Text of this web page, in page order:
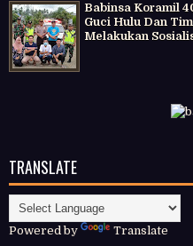
Babinsa Koramil
Guci Hulu Dan
Melakukan
TRANSLATE
Powered by Translate